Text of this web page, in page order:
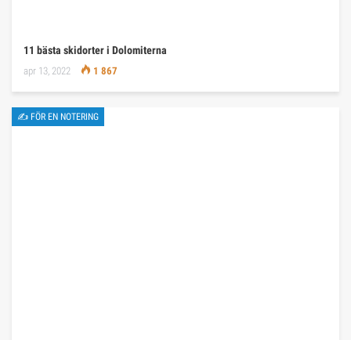
11 bästa skidorter i Dolomiterna
apr 13, 2022 1 867
✍ FÖR EN NOTERING